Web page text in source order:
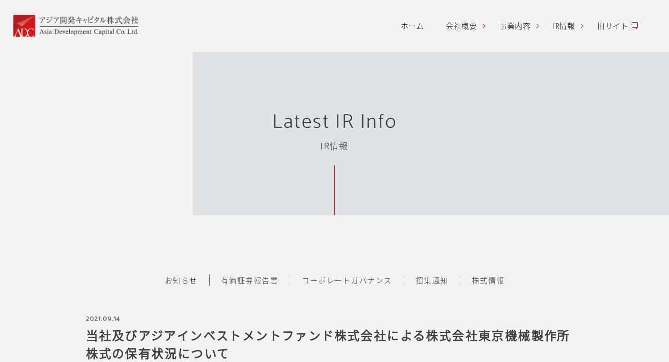
ホーム 会社概要 事業内容 IR情報 旧サイト
Latest IR Info
IR情報
お知らせ 有価証券報告書 コーポレートガバナンス 招集通知 株式情報
2021.09.14
当社及びアジアインベストメントファンド株式会社による株式会社東京機械製作所
株式の保有状況について